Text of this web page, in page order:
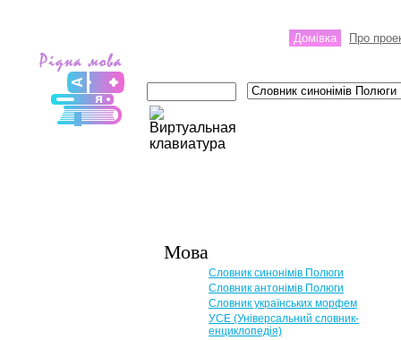
Домівка Про
Мова
Словник синонімів Полюги
Словник антонімів Полюги
Словник українських морфем
УСЕ (Універсальний словник-
енциклопедія)